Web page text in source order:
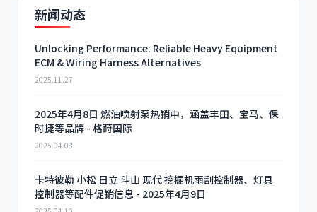
新闻动态
Unlocking Performance: Reliable Heavy Equipment
ECM & Wiring Harness Alternatives
2025.11.27
2025年4月8日 燃油喷射泵热销中，涵盖丰田、宝马、保
时捷等品牌 - 格莳国际
2025.04.08
卡特彼勒 小松 日立 斗山 现代 挖掘机雨刮控制器、灯具
控制器等配件促销信息 - 2025年4月9日